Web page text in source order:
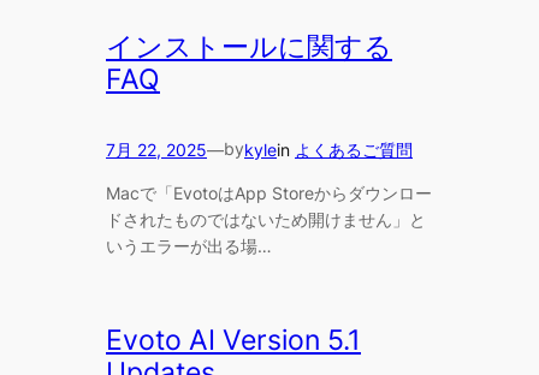
インストールに関する
FAQ
7月 22, 2025—bykylein よくあるご質問
Macで「EvotoはApp Storeからダウンロー
ドされたものではないため開けません」と
いうエラーが出る場…
Evoto AI Version 5.1